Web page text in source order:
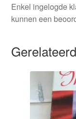
Enkel ingelogde
kunnen een